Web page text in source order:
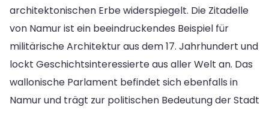
architektonischen Erbe widerspiegelt. Die Zitadelle
von Namur ist ein beeindruckendes Beispiel für
militärische Architektur aus dem 17. Jahrhundert und
lockt Geschichtsinteressierte aus aller Welt an. Das
wallonische Parlament befindet sich ebenfalls in
Namur und trägt zur politischen Bedeutung der Stadt